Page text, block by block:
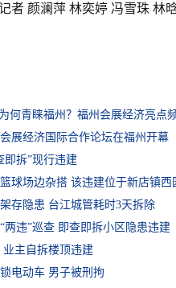
者 颜澜萍 林奕婷 冯雪珠 林
何青睐福州？福州会展经济亮点
展经济国际合作论坛在福州开幕
即拆”现行违建
球场边杂搭 该违建位于新店镇西
存隐患 台江城管耗时3天拆除
两违”巡查 即查即拆小区隐患违建
业主自拆楼顶违建
电动车 男子被刑拘